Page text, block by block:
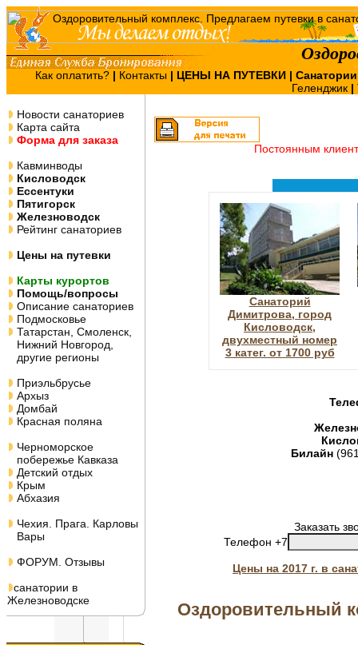
Как оплатить? | Контакты | ЦЕНЫ НА ПУТЕВКИ |
Геленджик |
Новости санаториев
Карта сайта
Форма для заказа
Кавминводы
Кисловодск
Ессентуки
Пятигорск
Железноводск
Рейтинг санаториев
Цены на путевки
Карты курортов
Помощь/вопросы
Описание санаториев
Подмосковье
Татарстан, Смоленск,
Нижний Новгород,
другие регионы
Приэльбрусье
Архыз
Домбай
Красная поляна
Черноморское
побережье Кавказа
Детский отдых
Крым
Абхазия
Чехия. Прага. Карловы
Вары
ФОРУМ. Отзывы
санатории в
Железноводске
Постоянным
Санаторий
Димитрова, город
Кисловодск,
двухместный номер
3 катег. от 1700 руб
Билайн
Заказать
Телефон +7
Цены на 2017 г. в
Оздоровительный